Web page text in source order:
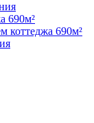
690м²
коттеджа 690м²